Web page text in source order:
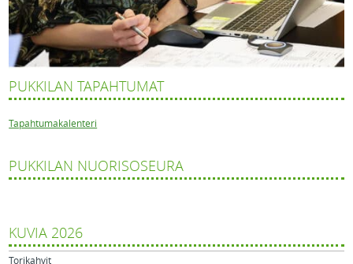
PUKKILAN TAPAHTUMAT
Tapahtumakalenteri
PUKKILAN NUORISOSEURA
KUVIA 2026
Torikahvit